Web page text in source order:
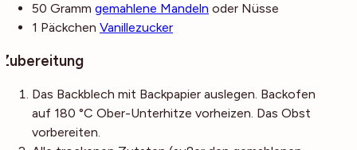
50 Gramm gemahlene Mandeln oder Nüsse
1 Päckchen Vanillezucker
Zubereitung
Das Backblech mit Backpapier auslegen. Backofen
auf 180 °C Ober-Unterhitze vorheizen. Das Obst
vorbereiten.